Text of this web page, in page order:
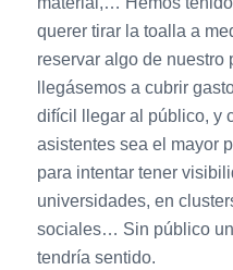
querer tirar la toalla a
reservar algo de
llegásemos a cubrir
difícil llegar al público, y
asistentes sea el mayor
para intentar tener
universidades, en
sociales… Sin público
tendría sentido.